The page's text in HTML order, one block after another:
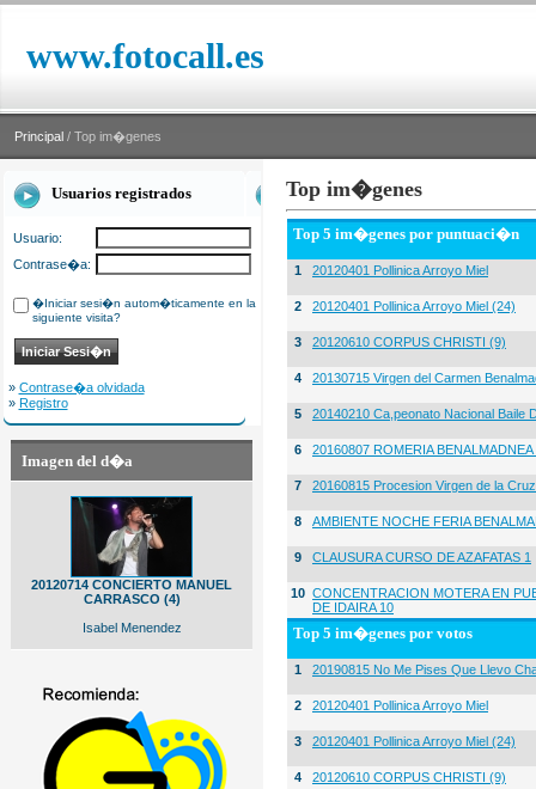
www.fotocall.es
Principal / Top im�genes
Usuarios registrados
Usuario:
Contrase�a:
�Iniciar sesi�n autom�ticamente en la
siguiente visita?
» Contrase�a olvidada
» Registro
Imagen del d�a
20120714 CONCIERTO MANUEL
CARRASCO (4)
Isabel Menendez
Top im�genes
Top 5 im�genes por puntuaci�n
1 20120401 Pollinica Arroyo Miel
2 20120401 Pollinica Arroyo Miel (24)
3 20120610 CORPUS CHRISTI (9)
4 20130715 Virgen del Carmen
5 20140210 Ca,peonato Nacional Baile
6 20160807 ROMERIA
7 20160815 Procesion Virgen de la
8 AMBIENTE NOCHE FERIA
9 CLAUSURA CURSO DE AZAFATAS 1
10 CONCENTRACION MOTERA EN
DE IDAIRA 10
Top 5 im�genes por votos
1 20190815 No Me Pises Que Llevo
2 20120401 Pollinica Arroyo Miel
3 20120401 Pollinica Arroyo Miel (24)
4 20120610 CORPUS CHRISTI (9)